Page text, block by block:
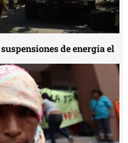
de energía el